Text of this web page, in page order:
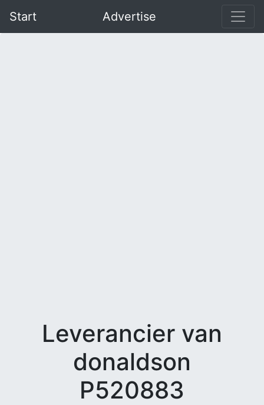
Start Advertise
Leverancier van
donaldson
P520883